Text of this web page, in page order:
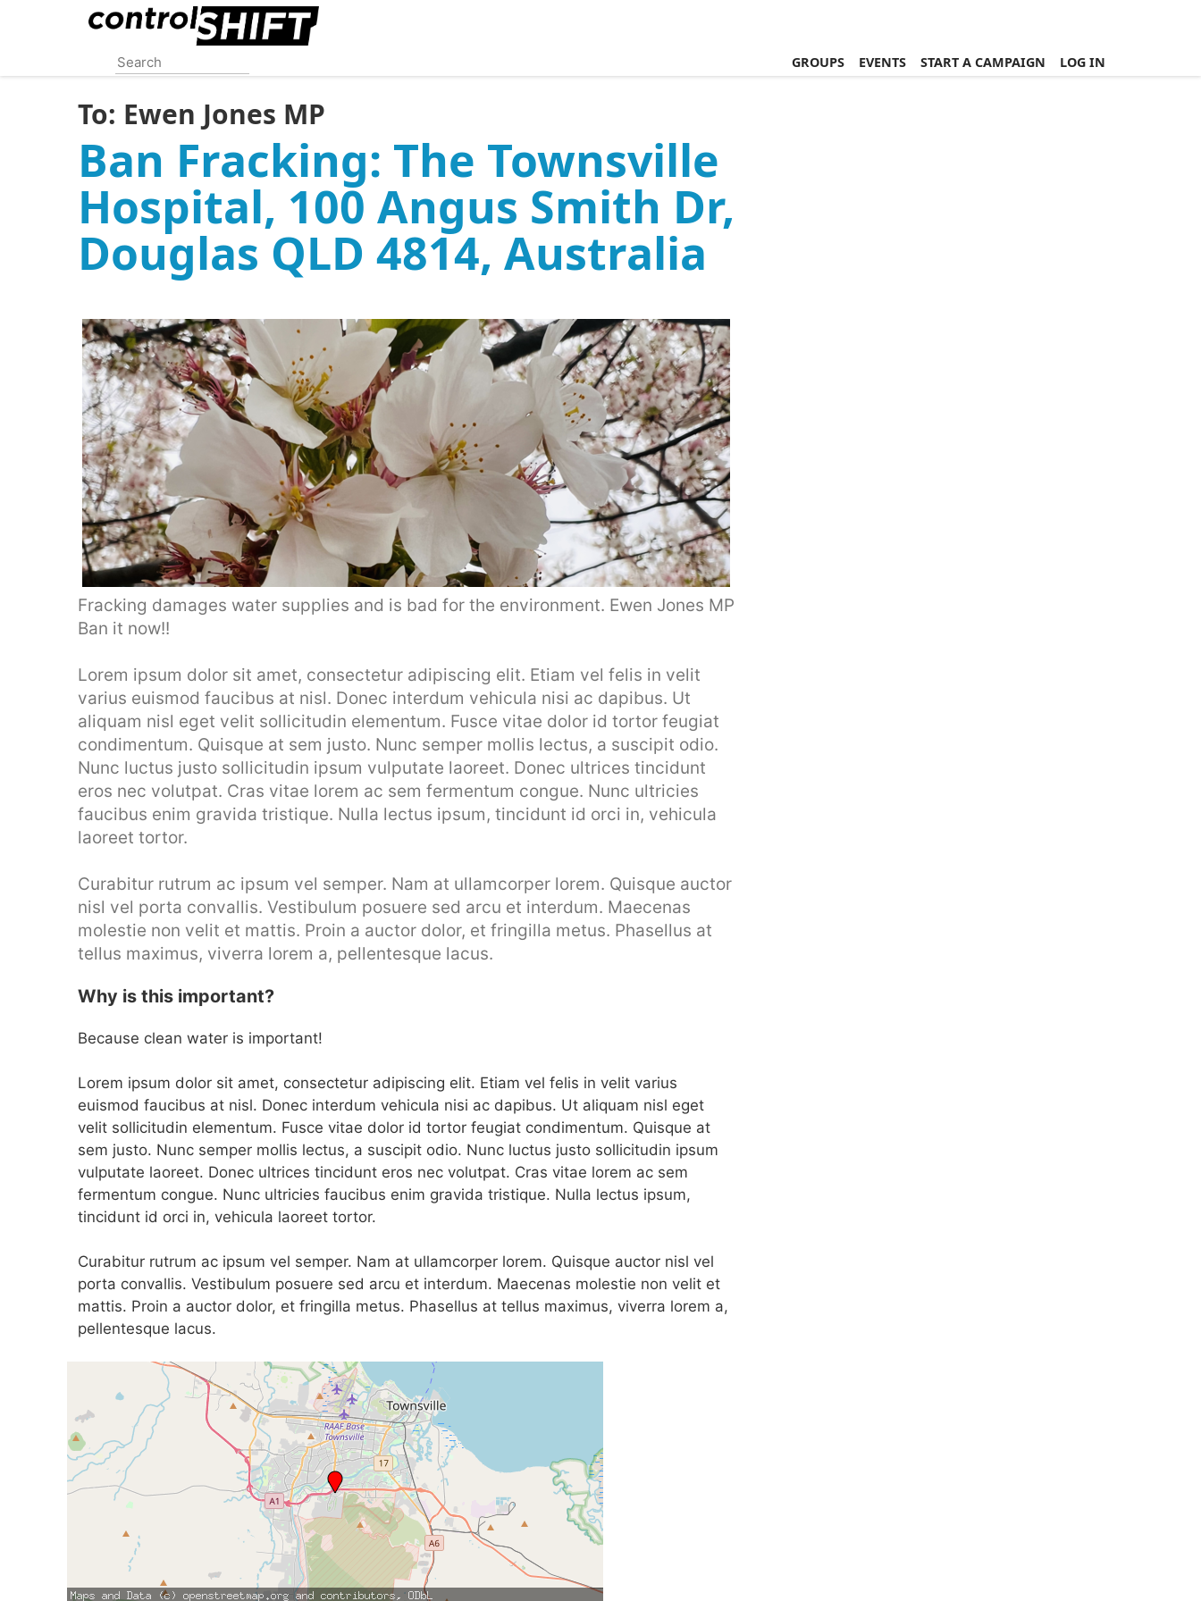
content
GROUPS EVENTS START A CAMPAIGN LOG IN
To: Ewen Jones MP
Ban Fracking: The Townsville
Hospital, 100 Angus Smith Dr,
Douglas QLD 4814, Australia
Fracking damages water supplies and is bad for the environment. Ewen Jones MP
Ban it now!!
Lorem ipsum dolor sit amet, consectetur adipiscing elit. Etiam vel felis in velit
varius euismod faucibus at nisl. Donec interdum vehicula nisi ac dapibus. Ut
aliquam nisl eget velit sollicitudin elementum. Fusce vitae dolor id tortor feugiat
condimentum. Quisque at sem justo. Nunc semper mollis lectus, a suscipit odio.
Nunc luctus justo sollicitudin ipsum vulputate laoreet. Donec ultrices tincidunt
eros nec volutpat. Cras vitae lorem ac sem fermentum congue. Nunc ultricies
faucibus enim gravida tristique. Nulla lectus ipsum, tincidunt id orci in, vehicula
laoreet tortor.
Curabitur rutrum ac ipsum vel semper. Nam at ullamcorper lorem. Quisque auctor
nisl vel porta convallis. Vestibulum posuere sed arcu et interdum. Maecenas
molestie non velit et mattis. Proin a auctor dolor, et fringilla metus. Phasellus at
tellus maximus, viverra lorem a, pellentesque lacus.
Why is this important?
Because clean water is important!
Lorem ipsum dolor sit amet, consectetur adipiscing elit. Etiam vel felis in velit varius
euismod faucibus at nisl. Donec interdum vehicula nisi ac dapibus. Ut aliquam nisl eget
velit sollicitudin elementum. Fusce vitae dolor id tortor feugiat condimentum. Quisque at
sem justo. Nunc semper mollis lectus, a suscipit odio. Nunc luctus justo sollicitudin ipsum
vulputate laoreet. Donec ultrices tincidunt eros nec volutpat. Cras vitae lorem ac sem
fermentum congue. Nunc ultricies faucibus enim gravida tristique. Nulla lectus ipsum,
tincidunt id orci in, vehicula laoreet tortor.
Curabitur rutrum ac ipsum vel semper. Nam at ullamcorper lorem. Quisque auctor nisl vel
porta convallis. Vestibulum posuere sed arcu et interdum. Maecenas molestie non velit et
mattis. Proin a auctor dolor, et fringilla metus. Phasellus at tellus maximus, viverra lorem a,
pellentesque lacus.